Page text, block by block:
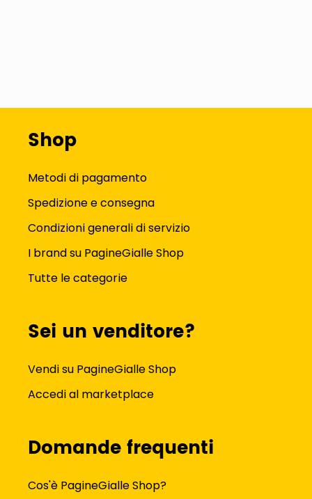
Shop
Metodi di pagamento
Spedizione e consegna
Condizioni generali di servizio
I brand su PagineGialle Shop
Tutte le categorie
Sei un venditore?
Vendi su PagineGialle Shop
Accedi al marketplace
Domande frequenti
Cos'è PagineGialle Shop?